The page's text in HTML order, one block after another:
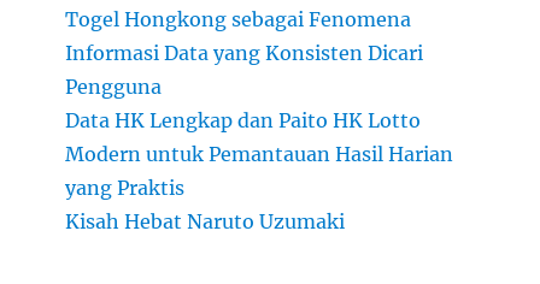
Togel Hongkong sebagai Fenomena
Informasi Data yang Konsisten Dicari
Pengguna
Data HK Lengkap dan Paito HK Lotto
Modern untuk Pemantauan Hasil Harian
yang Praktis
Kisah Hebat Naruto Uzumaki